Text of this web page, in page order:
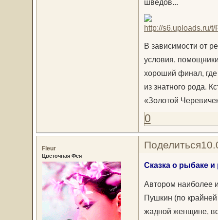
шведов...
В зависимости от
условия,
хороший финал, где
из знатного рода.
«Золотой
0
Поделиться
Fleur
Цветочная Фея
Сказка о рыбаке и
Автором наиболее
Пушкин (по
жадной женщине,